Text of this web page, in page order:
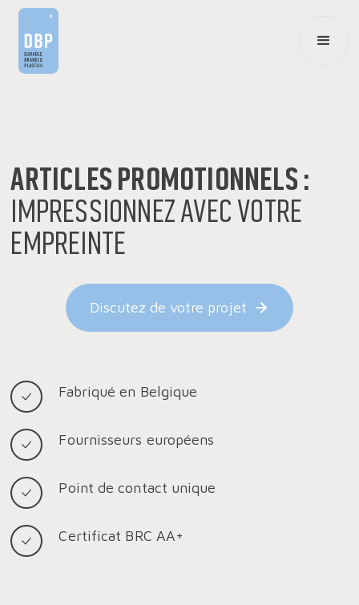
articles promotionnels :
impressionnez avec votre
empreinte
Discutez de votre projet
Fabriqué en Belgique
Fournisseurs européens
Point de contact unique
Certificat BRC AA+